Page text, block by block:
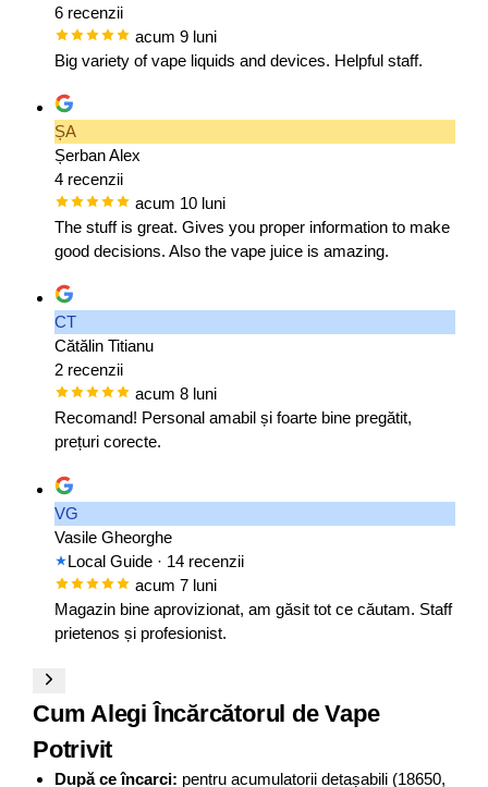
6 recenzii
acum 9 luni
Big variety of vape liquids and devices. Helpful staff.
ȘA
Șerban Alex
4 recenzii
acum 10 luni
The stuff is great. Gives you proper information to make
good decisions. Also the vape juice is amazing.
CT
Cătălin Titianu
2 recenzii
acum 8 luni
Recomand! Personal amabil și foarte bine pregătit,
prețuri corecte.
VG
Vasile Gheorghe
Local Guide · 14 recenzii
acum 7 luni
Magazin bine aprovizionat, am găsit tot ce căutam. Staff
prietenos și profesionist.
Cum Alegi Încărcătorul de Vape
Potrivit
După ce încarci: pentru acumulatorii detașabili (18650,